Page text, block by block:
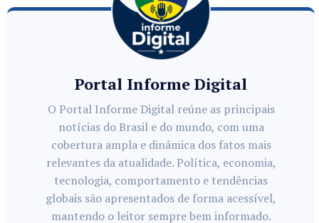
Portal Informe Digital
O Portal Informe Digital reúne as principais
notícias do Brasil e do mundo, com uma
cobertura ampla e dinâmica dos fatos mais
relevantes da atualidade. Política, economia,
tecnologia, comportamento e tendências
globais são apresentados de forma acessível,
mantendo o leitor sempre bem informado.